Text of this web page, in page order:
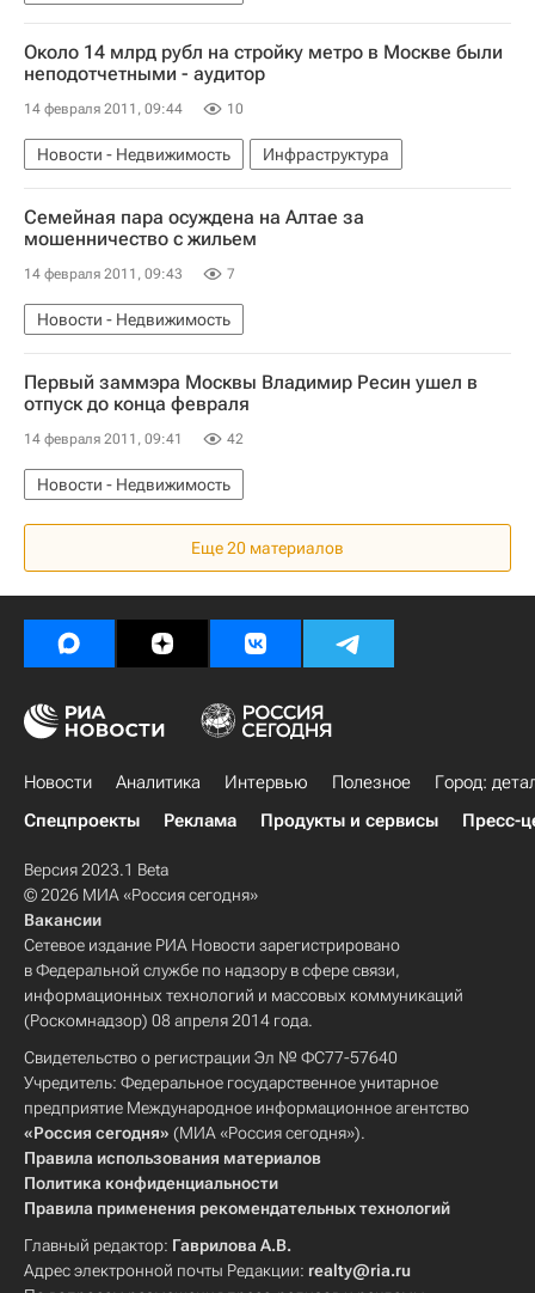
Около 14 млрд рубл на стройку метро в Москве были
неподотчетными - аудитор
14 февраля 2011, 09:44 10
Новости - Недвижимость Инфраструктура
Семейная пара осуждена на Алтае за
мошенничество с жильем
14 февраля 2011, 09:43 7
Новости - Недвижимость
Первый заммэра Москвы Владимир Ресин ушел в
отпуск до конца февраля
14 февраля 2011, 09:41 42
Новости - Недвижимость
Еще 20 материалов
Новости Аналитика Интервью Полезное
Город:
Спецпроекты
Реклама Продукты и сервисы Пресс-
Версия 2023.1 Beta
© 2026 МИА «Россия сегодня»
Вакансии
Сетевое издание РИА Новости зарегистрировано
в Федеральной службе по надзору в сфере связи,
информационных технологий и массовых коммуникаций
(Роскомнадзор) 08 апреля 2014 года.
Свидетельство о регистрации Эл № ФС77-57640
Учредитель: Федеральное государственное унитарное
предприятие Международное информационное агентство
«Россия сегодня» (МИА «Россия сегодня»).
Правила использования материалов
Политика конфиденциальности
Правила применения рекомендательных технологий
Главный редактор: Гаврилова А.В.
Адрес электронной почты Редакции: realty@ria.ru